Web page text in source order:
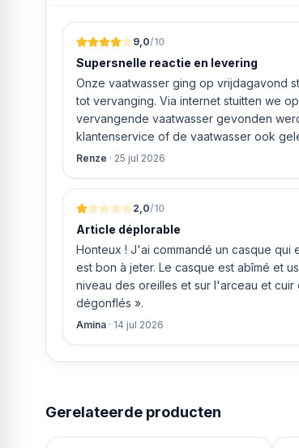
9,0/10
Supersnelle reactie en levering
Onze vaatwasser ging op vrijdagavond
tot vervanging. Via internet stuitten we
vervangende vaatwasser gevonden werd. ‘s Ochtends even gebeld met
klantenservice of de vaatwasser ook
bleek het geval tegen alleszins
ging doen om ‘s middags nog te
uur werd de Neff vaatwasser geleverd en
Renze · 25 jul 2026
2,0/10
Article déplorable
Honteux ! J'ai commandé un casque qui
est bon à jeter. Le casque est abîmé et
niveau des oreilles et sur l'arceau et
dégonflés ».
Amina · 14 jul 2026
Gerelateerde producten